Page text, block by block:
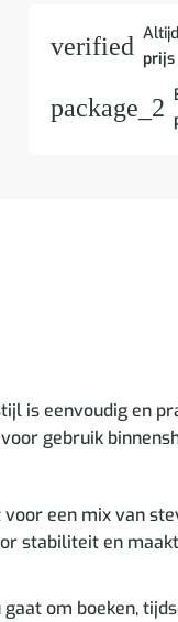
verified prijs
package_2
is eenvoudig en
gebruik
een mix van
stabiliteit en
om boeken,